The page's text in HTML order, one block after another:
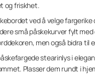
og friskhet.
ved å velge
små påskekurver fylt
men også bidra til
stearinlys i
Plasser dem rundt i